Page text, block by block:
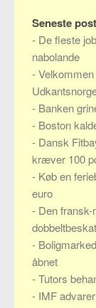
Seneste
- De fleste
nabolande
-
- Banken
- Boston
- Dansk
kræver 100
- Køb en
euro
- Den
-
åbnet
-Tutors
- IMF